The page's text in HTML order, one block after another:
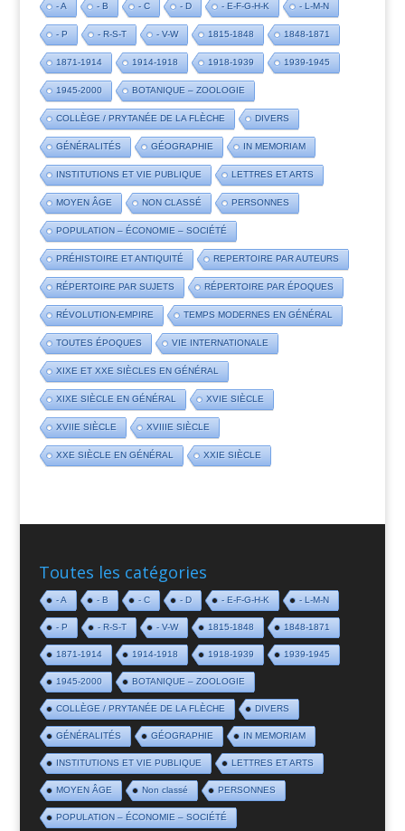
- A - B - C - D - E-F-G-H-K - L-M-N
- P - R-S-T - V-W 1815-1848 1848-1871
1871-1914 1914-1918 1918-1939 1939-1945
1945-2000 BOTANIQUE – ZOOLOGIE
COLLÈGE / PRYTANÉE DE LA FLÈCHE DIVERS
GÉNÉRALITÉS GÉOGRAPHIE IN MEMORIAM
INSTITUTIONS ET VIE PUBLIQUE LETTRES ET ARTS
MOYEN ÂGE NON CLASSÉ PERSONNES
POPULATION – ÉCONOMIE – SOCIÉTÉ
PRÉHISTOIRE ET ANTIQUITÉ REPERTOIRE PAR AUTEURS
RÉPERTOIRE PAR SUJETS RÉPERTOIRE PAR ÉPOQUES
RÉVOLUTION-EMPIRE TEMPS MODERNES EN GÉNÉRAL
TOUTES ÉPOQUES VIE INTERNATIONALE
XIXE ET XXE SIÈCLES EN GÉNÉRAL
XIXE SIÈCLE EN GÉNÉRAL XVIE SIÈCLE
XVIIE SIÈCLE XVIIIE SIÈCLE
XXE SIÈCLE EN GÉNÉRAL XXIE SIÈCLE
Toutes les catégories
- A - B - C - D - E-F-G-H-K - L-M-N
- P - R-S-T - V-W 1815-1848 1848-1871
1871-1914 1914-1918 1918-1939 1939-1945
1945-2000 BOTANIQUE – ZOOLOGIE
COLLÈGE / PRYTANÉE DE LA FLÈCHE DIVERS
GÉNÉRALITÉS GÉOGRAPHIE IN MEMORIAM
INSTITUTIONS ET VIE PUBLIQUE LETTRES ET ARTS
MOYEN ÂGE Non classé PERSONNES
POPULATION – ÉCONOMIE – SOCIÉTÉ